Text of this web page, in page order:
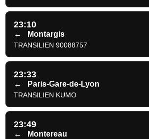
23:10
← Montargis
TRANSILIEN 90088757
23:33
← Paris-Gare-de-Lyon
TRANSILIEN KUMO
23:49
← Montereau